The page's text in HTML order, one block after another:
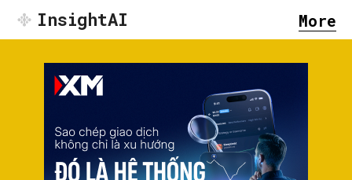
InsightAI More